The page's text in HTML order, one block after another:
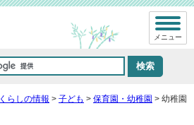
メニュー
くらしの情報 > 子ども > 保育園・幼稚園 > 幼稚園